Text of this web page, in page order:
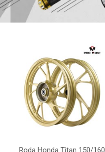
Roda Honda Titan 150/160